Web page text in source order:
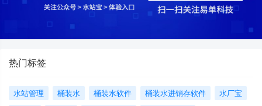
热门标签
水站管理 桶装水 桶装水软件 桶装水进销存软件
水厂宝